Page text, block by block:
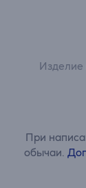
Изделие
При
обычаи.